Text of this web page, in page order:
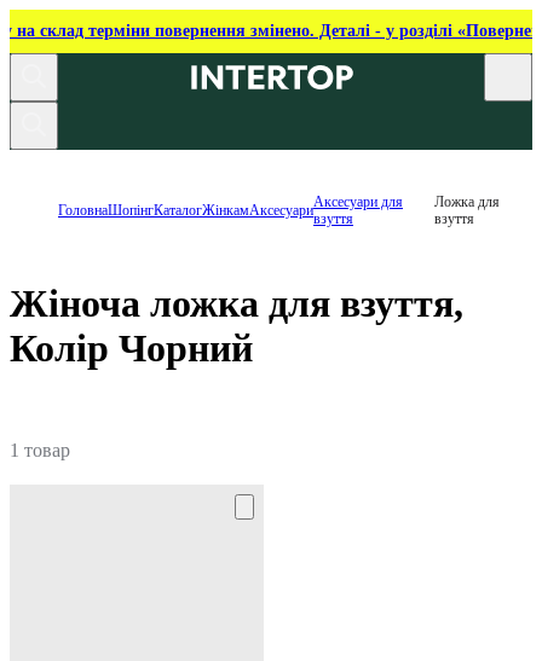
на склад терміни повернення змінено. Деталі - у розділі
ГоловнаШопінгКаталогЖінкамАксесуариАксесуари для
взуття
Ложка для
взуття
Жіноча ложка для взуття,
Колір Чорний
1 товар